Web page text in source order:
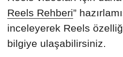
Reels Rehberi”
inceleyerek Reels
bilgiye ulaşabilirsiniz.